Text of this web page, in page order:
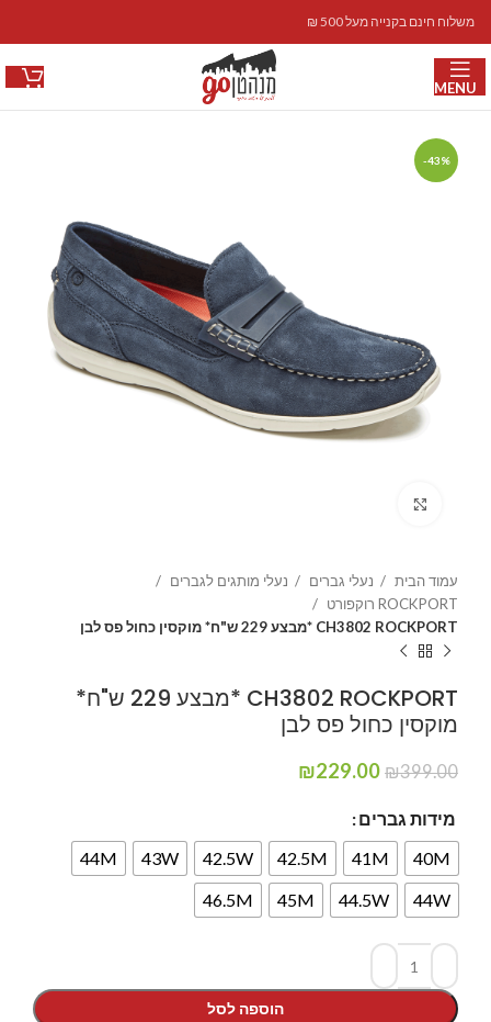
משלוח חינם בקנייה מעל 500 ₪
MENU
-43%
עמוד הבית נעלי גברים
נעלי מותגים לגברים
ROCKPORT רוקפורט
CH3802 ROCKPORT *מבצע 229 ש"ח* מוקסין כחול פס לבן
CH3802 ROCKPORT *מבצע 229 ש"ח*
מוקסין כחול פס לבן
₪399.00
₪229.00
מידות גברים
40M
41M
42.5M
42.5W
43W
44M
44W
44.5W
45M
46.5M
הוספה לסל